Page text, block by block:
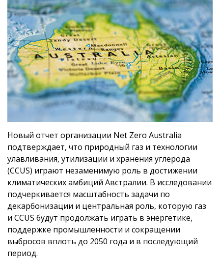
Новый отчет организации Net Zero Australia
подтверждает, что природный газ и технологии
улавливания, утилизации и хранения углерода
(CCUS) играют незаменимую роль в достижении
климатических амбиций Австралии. В исследовании
подчеркивается масштабность задачи по
декарбонизации и центральная роль, которую газ
и CCUS будут продолжать играть в энергетике,
поддержке промышленности и сокращении
выбросов вплоть до 2050 года и в последующий
период.